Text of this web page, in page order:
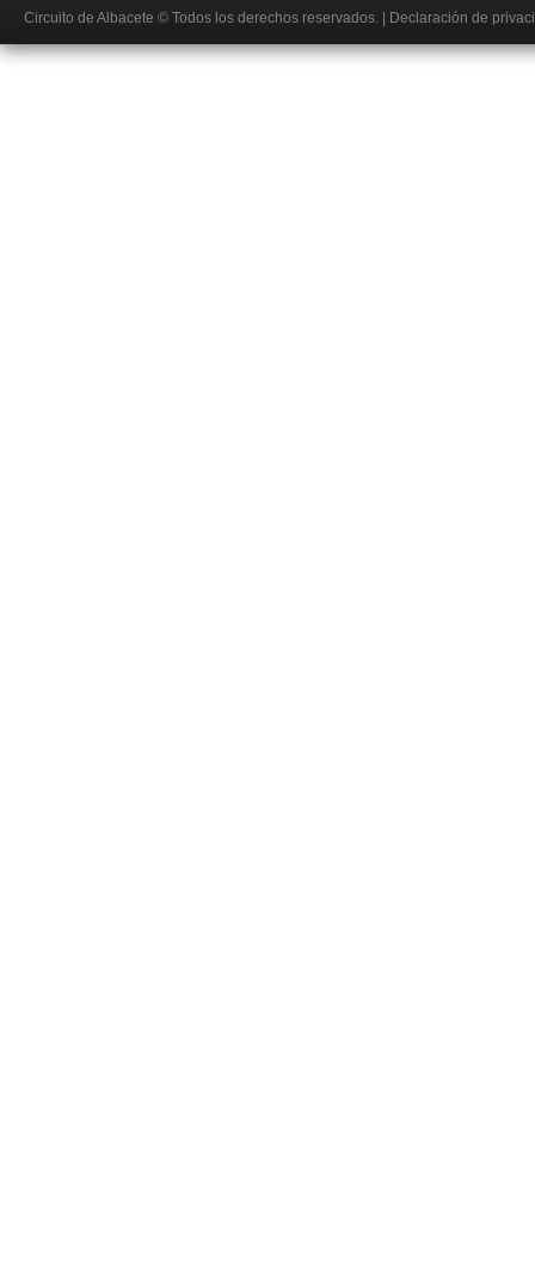
Circuito de Albacete © Todos los derechos reservados. Declaración de